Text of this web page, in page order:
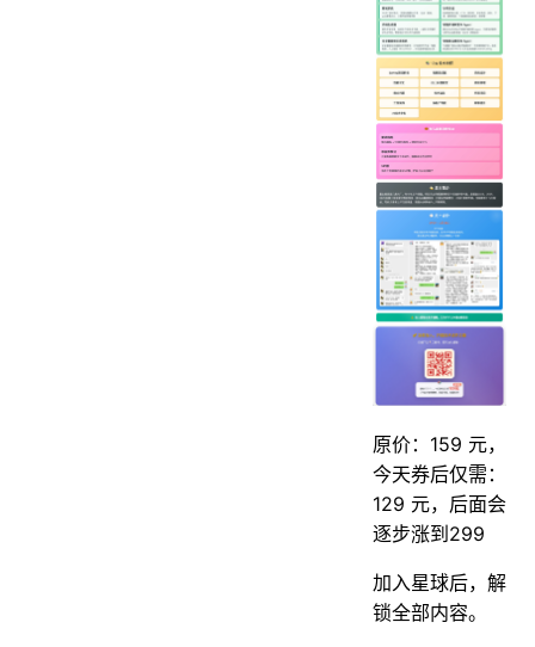
原价：159 元，
今天券后仅需：
129 元，后面会
逐步涨到299
加入星球后，解
锁全部内容。